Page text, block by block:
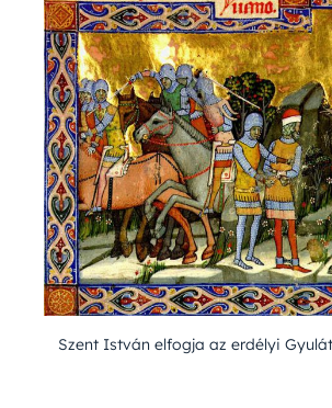
Szent István elfogja az erdélyi